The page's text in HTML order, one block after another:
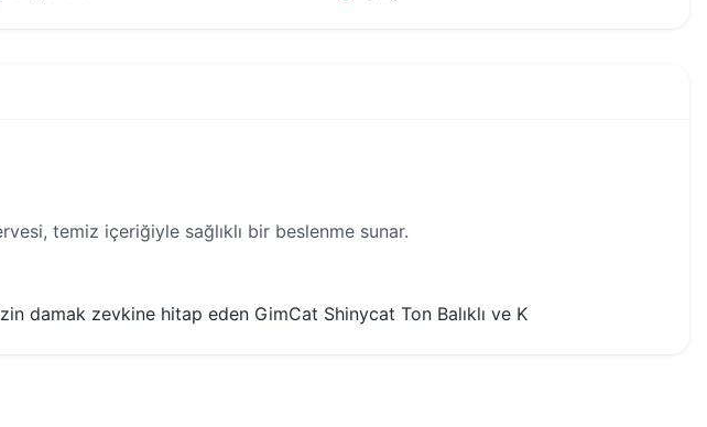
temiz içeriğiyle sağlıklı bir beslenme sunar.
damak zevkine hitap eden GimCat Shinycat Ton Balıklı ve K